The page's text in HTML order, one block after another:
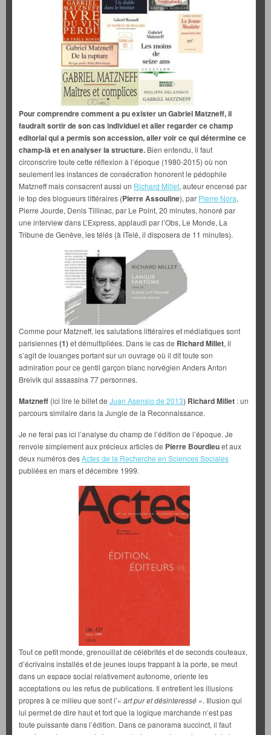
Pour comprendre comment a pu exister un Gabriel Matzneff, il
faudrait sortir de son cas individuel et aller regarder ce champ
editorial qui a permis son accession, aller voir ce qui détermine ce
champ-là et en analyser la structure. Bien entendu, il faut
circonscrire toute cette réflexion à l’époque (1980-2015) où non
seulement les instances de consécration honorent le pédophile
Matzneff mais consacrent aussi un Richard Millet, auteur encensé par
le top des blogueurs littéraires (Pierre Assouline), par Pierre Nora,
Pierre Jourde, Denis Tillinac, par Le Point, 20 minutes, honoré par
une interview dans L’Express, applaudi par l’Obs, Le Monde, La
Tribune de Genève, les télés (à ITelé, il disposera de 11 minutes).
Comme pour Matzneff, les salutations littéraires et médiatiques sont
parisiennes(1)et démultipliées. Dans le cas de Richard Millet, il
s’agit de louanges portant sur un ouvrage où il dit toute son
admiration pour ce gentil garçon blanc norvégien Anders Anton
Breivik qui assassina 77 personnes.
Matzneff (ici lire le billet de Juan Asensio de 2013) Richard Millet : un
parcours similaire dans la Jungle de la Reconnaissance.
Je ne ferai pas ici l’analyse du champ de l’édition de l’époque. Je
renvoie simplement aux précieux articles de Pierre Bourdieuet aux
deux numéros desActes de la Recherche en Sciences Sociales
publiées en mars et décembre 1999.
Tout ce petit monde, grenouillat de célébrités et de seconds couteaux,
d’écrivains installés et de jeunes loups frappant à la porte, se meut
dans un espace social relativement autonome, oriente les
acceptations ou les refus de publications. Il entretient les illusions
propres à ce milieu que sont l’« art pur et désinteressé ». Illusion qui
lui permet de dire haut et fort que la logique marchande n’est pas
toute puissante dans l’édition. Dans ce panorama succinct, il faut